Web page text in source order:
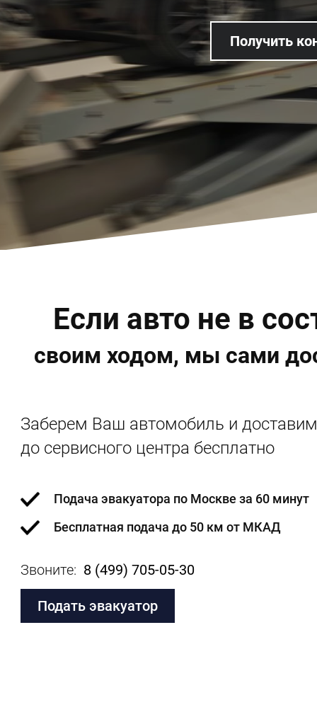
Получить
Если авто не в
своим ходом, мы сами
Заберем Ваш автомобиль и доставим
до сервисного центра бесплатно
Подача эвакуатора по Москве за 60 минут
Бесплатная подача до 50 км от МКАД
​Звоните: 8 (499) 705-05-30
Подать эвакуатор